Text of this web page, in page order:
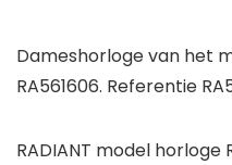
Dameshorloge van het
RA561606. Referentie
RADIANT model horloge